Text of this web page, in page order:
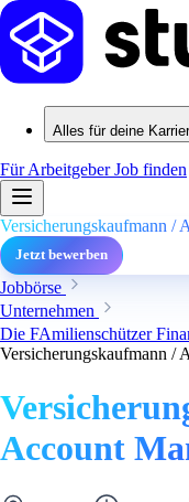
Alles für deine
Für ArbeitgeberJob finden
Versicherungskaufmann /
Jetzt bewerben
Jobbörse
Unternehmen
Die FAmilienschützer
Versicherungskaufmann /
Account